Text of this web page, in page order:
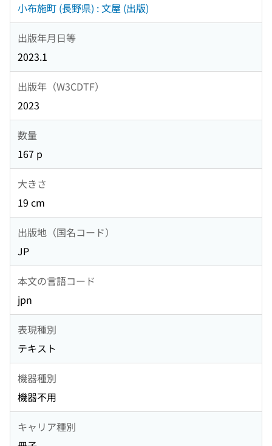
小布施町 (長野県) : 文屋 (出版)
出版年月日等
2023.1
出版年（W3CDTF）
2023
数量
167 p
大きさ
19 cm
出版地（国名コード）
JP
本文の言語コード
jpn
表現種別
テキスト
機器種別
機器不用
キャリア種別